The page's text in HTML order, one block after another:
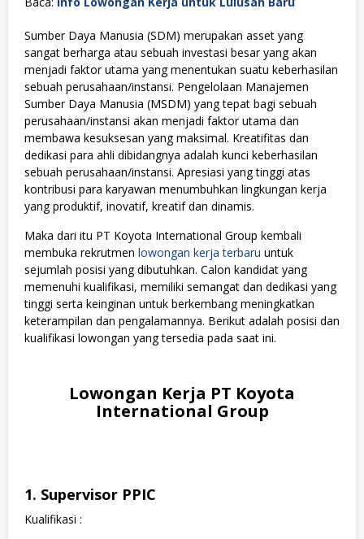
Sumber Daya Manusia (SDM) merupakan asset yang
sangat berharga atau sebuah investasi besar yang akan
menjadi faktor utama yang menentukan suatu keberhasilan
sebuah perusahaan/instansi. Pengelolaan Manajemen
Sumber Daya Manusia (MSDM) yang tepat bagi sebuah
perusahaan/instansi akan menjadi faktor utama dan
membawa kesuksesan yang maksimal. Kreatifitas dan
dedikasi para ahli dibidangnya adalah kunci keberhasilan
sebuah perusahaan/instansi. Apresiasi yang tinggi atas
kontribusi para karyawan menumbuhkan lingkungan kerja
yang produktif, inovatif, kreatif dan dinamis.
Maka dari itu PT Koyota International Group kembali
membuka rekrutmen lowongan kerja terbaru untuk
sejumlah posisi yang dibutuhkan. Calon kandidat yang
memenuhi kualifikasi, memiliki semangat dan dedikasi yang
tinggi serta keinginan untuk berkembang meningkatkan
keterampilan dan pengalamannya. Berikut adalah posisi dan
kualifikasi lowongan yang tersedia pada saat ini.
Lowongan Kerja PT Koyota
International Group
1. Supervisor PPIC
Kualifikasi :